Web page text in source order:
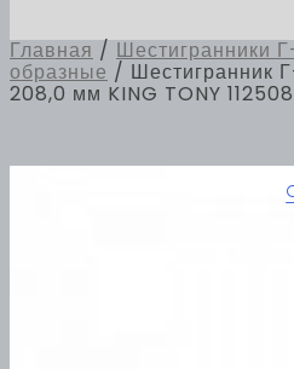
Главная / Шестигранники
образные / Шестигранник
208,0 мм KING TONY